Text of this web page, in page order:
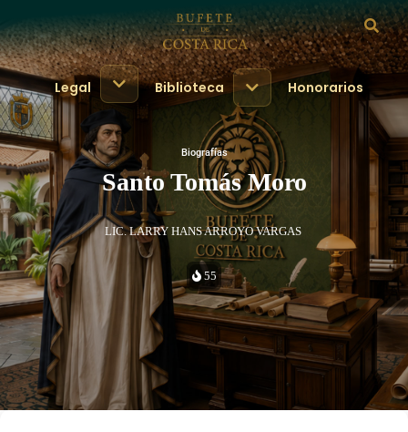
Legal Biblioteca Honorarios
Biografías
Santo Tomás Moro
LIC. LARRY HANS ARROYO VARGAS
55